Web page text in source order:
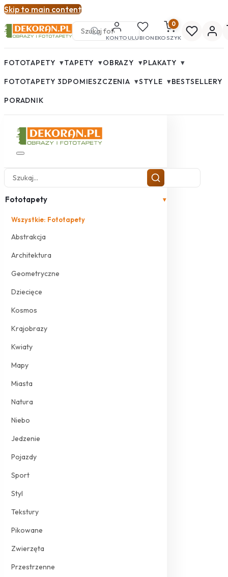
Skip to main content
KONTOULUBIONE
0
KOSZYK
FOTOTAPETY ▾TAPETY ▾OBRAZY ▾PLAKATY ▾
FOTOTAPETY 3DPOMIESZCZENIA ▾STYLE ▾BESTSELLERY
PORADNIK
Fototapety ▾
Wszystkie: Fototapety
Abstrakcja
Architektura
Geometryczne
Dziecięce
Kosmos
Krajobrazy
Kwiaty
Mapy
Miasta
Natura
Niebo
Jedzenie
Pojazdy
Sport
Styl
Tekstury
Pikowane
Zwierzęta
Przestrzenne